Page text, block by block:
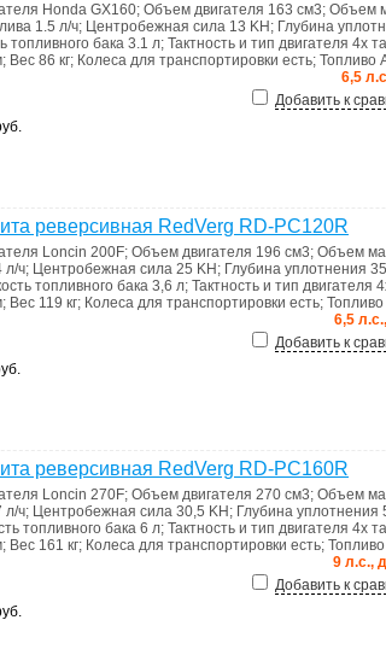
Honda GX160; Объем двигателя 163 см3; Объем
1.5 л/ч; Центробежная сила 13 KH ; Глубина
топливного бака 3.1 л; Тактность и тип двигателя 4х
; Вес 86 кг; Колеса для транспортировки есть; Топливо
6,5
Добавить к
реверсивная RedVerg RD-PC120R
Loncin 200F; Объем двигателя 196 см3; Объем
л/ч; Центробежная сила 25 KH ; Глубина уплотнения
топливного бака 3,6 л; Тактность и тип двигателя
; Вес 119 кг; Колеса для транспортировки есть; Топливо
6,5
Добавить к
реверсивная RedVerg RD-PC160R
Loncin 270F; Объем двигателя 270 см3; Объем
л/ч; Центробежная сила 30,5 KH ; Глубина уплотнения
топливного бака 6 л; Тактность и тип двигателя 4х
; Вес 161 кг; Колеса для транспортировки есть; Топливо
9 л.с.,
Добавить к